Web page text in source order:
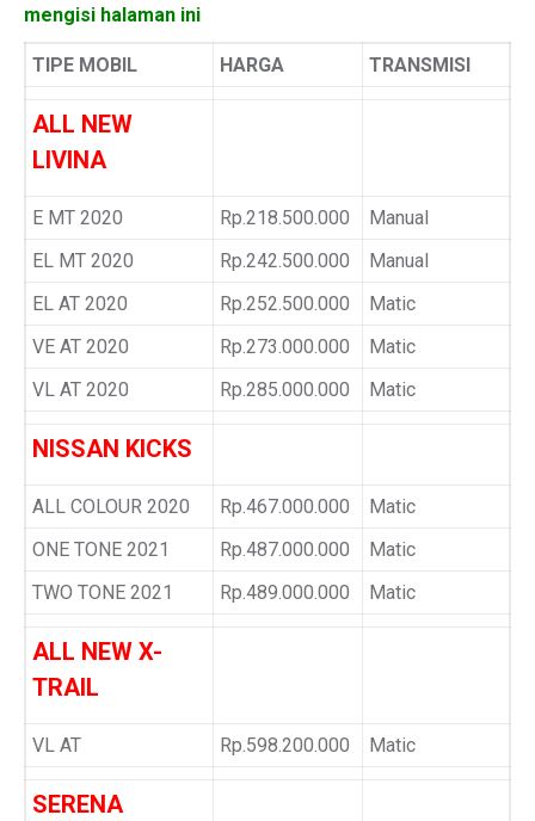
mengisi halaman ini
TIPE MOBIL HARGA TRANSMISI
ALL NEW
LIVINA
E MT 2020 Rp.218.500.000
Manual
EL MT 2020
Rp.242.500.000
Manual
EL AT 2020
Rp.252.500.000
Matic
VE AT 2020
Rp.273.000.000
Matic
VL AT 2020
Rp.285.000.000 Matic
NISSAN KICKS
ALL COLOUR 2020 Rp.467.000.000
Matic
ONE TONE 2021
Rp.487.000.000
Matic
TWO TONE 2021
Rp.489.000.000 Matic
ALL NEW X-
TRAIL
VL AT Rp.598.200.000 Matic
SERENA